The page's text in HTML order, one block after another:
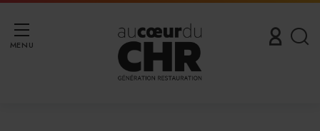
MENU